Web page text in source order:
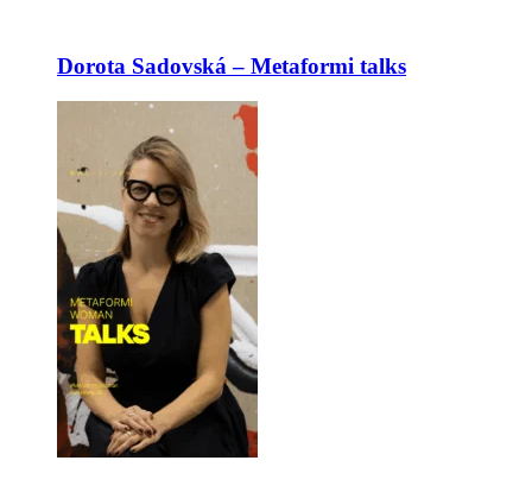
Dorota Sadovská – Metaformi talks